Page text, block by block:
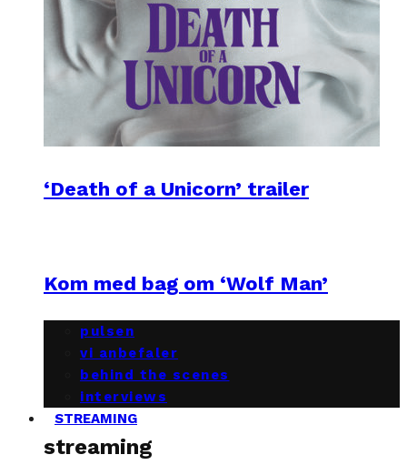
‘Death of a Unicorn’ trailer
Kom med bag om ‘Wolf Man’
pulsen
vi anbefaler
behind the scenes
interviews
STREAMING
streaming